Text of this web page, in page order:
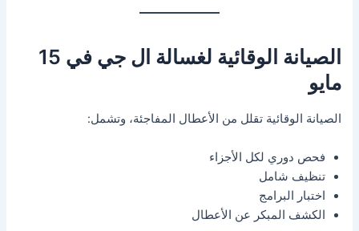
الصيانة الوقائية لغسالة ال جي في 15
مايو
الصيانة الوقائية تقلل من الأعطال المفاجئة، وتشمل:
فحص دوري لكل الأجزاء
تنظيف شامل
اختبار البرامج
الكشف المبكر عن الأعطال